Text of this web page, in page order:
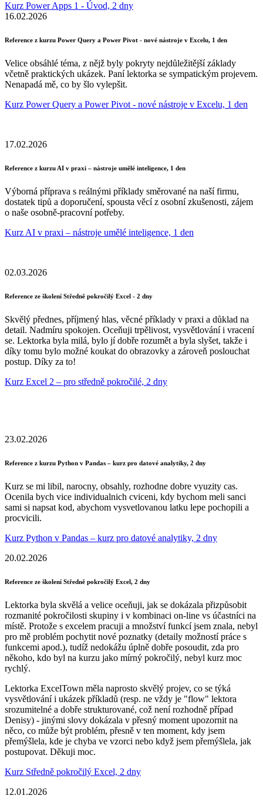
Kurz Power Apps 1 - Úvod, 2 dny
16.02.2026
Reference z kurzu Power Query a Power Pivot - nové nástroje v Excelu, 1 den
Velice obsáhlé téma, z nějž byly pokryty nejdůležitější základy
včetně praktických ukázek. Paní lektorka se sympatickým projevem.
Nenapadá mě, co by šlo vylepšit.
Kurz Power Query a Power Pivot - nové nástroje v Excelu, 1 den
17.02.2026
Reference z kurzu AI v praxi – nástroje umělé inteligence, 1 den
Výborná příprava s reálnými příklady směrované na naší firmu,
dostatek tipů a doporučení, spousta věcí z osobní zkušenosti, zájem
o naše osobně-pracovní potřeby.
Kurz AI v praxi – nástroje umělé inteligence, 1 den
02.03.2026
Reference ze školení Středně pokročilý Excel - 2 dny
Skvělý přednes, příjmený hlas, věcné příklady v praxi a důklad na
detail. Nadmíru spokojen. Oceňuji trpělivost, vysvětlování i vracení
se. Lektorka byla milá, bylo jí dobře rozumět a byla slyšet, takže i
díky tomu bylo možné koukat do obrazovky a zároveň poslouchat
postup. Díky za to!
Kurz Excel 2 – pro středně pokročilé, 2 dny
23.02.2026
Reference z kurzu Python v Pandas – kurz pro datové analytiky, 2 dny
Kurz se mi libil, narocny, obsahly, rozhodne dobre vyuzity cas.
Ocenila bych vice individualnich cviceni, kdy bychom meli sanci
sami si napsat kod, abychom vysvetlovanou latku lepe pochopili a
procvicili.
Kurz Python v Pandas – kurz pro datové analytiky, 2 dny
20.02.2026
Reference ze školení Středně pokročilý Excel, 2 dny
Lektorka byla skvělá a velice oceňuji, jak se dokázala přizpůsobit
rozmanité pokročilosti skupiny i v kombinaci on-line vs účastníci na
místě. Protože s excelem pracuji a množství funkcí jsem znala, nebyl
pro mě problém pochytit nové poznatky (detaily možností práce s
funkcemi apod.), tudíž nedokážu úplně dobře posoudit, zda pro
někoho, kdo byl na kurzu jako mírný pokročilý, nebyl kurz moc
rychlý.
Lektorka ExcelTown měla naprosto skvělý projev, co se týká
vysvětlování i ukázek příkladů (resp. ne vždy je "flow" lektora
srozumitelné a dobře strukturované, což není rozhodně případ
Denisy) - jinými slovy dokázala v přesný moment upozornit na
něco, co může být problém, přesně v ten moment, kdy jsem
přemýšlela, kde je chyba ve vzorci nebo když jsem přemýšlela, jak
postupovat. Děkuji moc.
Kurz Středně pokročilý Excel, 2 dny
12.01.2026